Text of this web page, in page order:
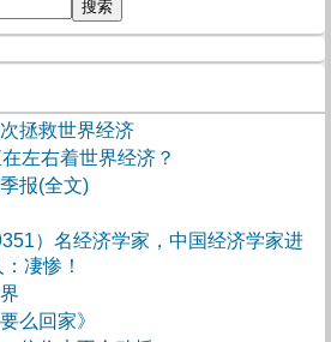
拯救世界经济
左右着世界经济？
报(全文)
）名经济学家，中国经济学家进
凄惨！
么回家》